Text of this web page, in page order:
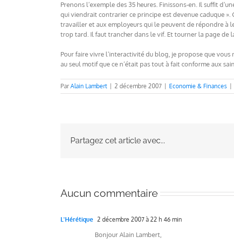
Prenons l’exemple des 35 heures. Finissons-en. Il suffit
qui viendrait contrarier ce principe est devenue caduque
travailler et aux employeurs qui le peuvent de répondre à
trop tard. Il faut trancher dans le vif. Et tourner la page de
Pour faire vivre l’interactivité du blog, je propose que
au seul motif que ce n’était pas tout à fait conforme aux
ParAlain Lambert 2 décembre 2007 Economie & Finances
Partagez cet article avec...
Aucun commentaire
L'Hérétique 2 décembre 2007 à 22 h 46 min
Bonjour Alain Lambert,